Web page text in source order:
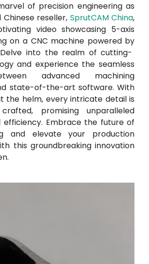
of precision engineering as
reseller, SprutCAM China,
video showcasing 5-axis
on a CNC machine powered by
into the realm of cutting-
and experience the seamless
advanced machining
state-of-the-art software. With
the helm, every intricate detail is
promising unparalleled
efficiency. Embrace the future of
and elevate your production
this groundbreaking innovation